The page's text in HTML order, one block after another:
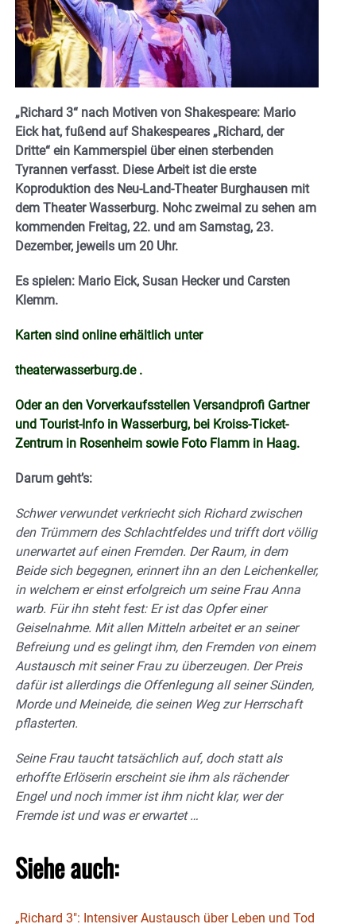
„Richard 3“ nach Motiven von Shakespeare: Mario
Eick hat, fußend auf Shakespeares „Richard, der
Dritte“ ein Kammerspiel über einen sterbenden
Tyrannen verfasst. Diese Arbeit ist die erste
Koproduktion des Neu-Land-Theater Burghausen mit
dem Theater Wasserburg. Nohc zweimal zu sehen am
kommenden Freitag, 22. und am Samstag, 23.
Dezember, jeweils um 20 Uhr.
Es spielen: Mario Eick, Susan Hecker und Carsten
Klemm.
Karten sind online erhältlich unter
theaterwasserburg.de .
Oder an den Vorverkaufsstellen Versandprofi Gartner
und Tourist-Info in Wasserburg, bei Kroiss-Ticket-
Zentrum in Rosenheim sowie Foto Flamm in Haag.
Darum geht’s:
Schwer verwundet verkriecht sich Richard zwischen
den Trümmern des Schlachtfeldes und trifft dort völlig
unerwartet auf einen Fremden. Der Raum, in dem
Beide sich begegnen, erinnert ihn an den Leichenkeller,
in welchem er einst erfolgreich um seine FrauAnna
warb. Für ihn steht fest: Er ist das Opfer einer
Geiselnahme. Mit allen Mitteln arbeitet er an seiner
Befreiung und es gelingt ihm, den Fremden von einem
Austausch mit seiner Frau zu überzeugen. Der Preis
dafür ist allerdings die Offenlegung all seiner Sünden,
Morde und Meineide, die seinen Weg zur Herrschaft
pflasterten.
Seine Frau taucht tatsächlich auf, doch statt als
erhoffte Erlöserin erscheint sie ihm als rächender
Engel undnoch immer ist ihm nicht klar, wer der
Fremde ist und was er erwartet …
Siehe auch:
„Richard 3″: Intensiver Austausch über Leben und Tod